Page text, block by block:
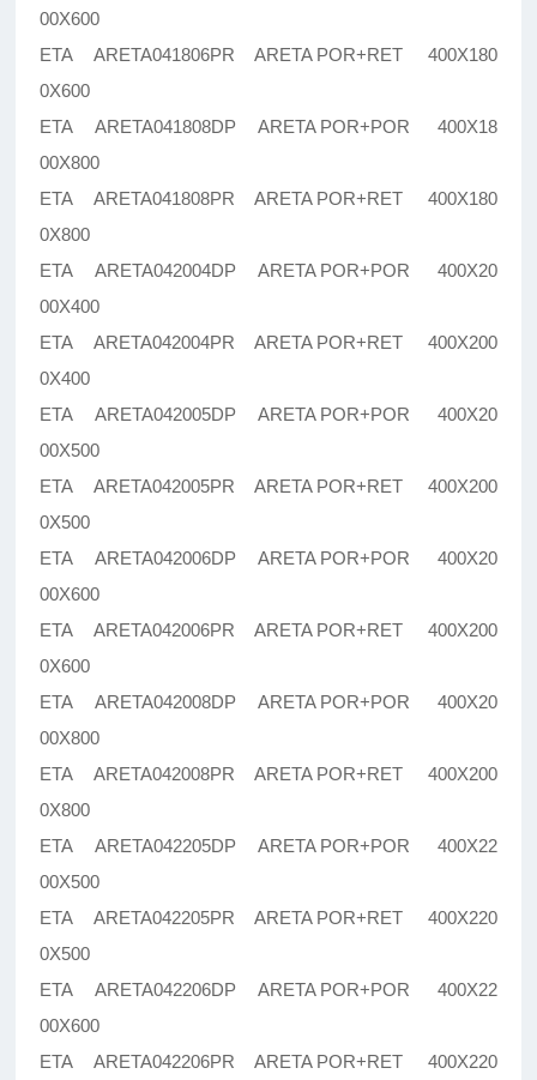
00X600
ETA ARETA041806PR ARETA POR+RET 400X180
0X600
ETA ARETA041808DP ARETA POR+POR 400X18
00X800
ETA ARETA041808PR ARETA POR+RET 400X180
0X800
ETA ARETA042004DP ARETA POR+POR 400X20
00X400
ETA ARETA042004PR ARETA POR+RET 400X200
0X400
ETA ARETA042005DP ARETA POR+POR 400X20
00X500
ETA ARETA042005PR ARETA POR+RET 400X200
0X500
ETA ARETA042006DP ARETA POR+POR 400X20
00X600
ETA ARETA042006PR ARETA POR+RET 400X200
0X600
ETA ARETA042008DP ARETA POR+POR 400X20
00X800
ETA ARETA042008PR ARETA POR+RET 400X200
0X800
ETA ARETA042205DP ARETA POR+POR 400X22
00X500
ETA ARETA042205PR ARETA POR+RET 400X220
0X500
ETA ARETA042206DP ARETA POR+POR 400X22
00X600
ETA ARETA042206PR ARETA POR+RET 400X220